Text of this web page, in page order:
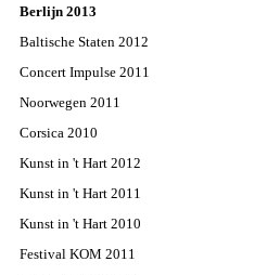
Berlijn 2013
Baltische Staten 2012
Concert Impulse 2011
Noorwegen 2011
Corsica 2010
Kunst in 't Hart 2012
Kunst in 't Hart 2011
Kunst in 't Hart 2010
Festival KOM 2011